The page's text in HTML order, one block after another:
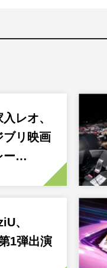
レオ、
ブリ映画
ー…
、
1弾出演